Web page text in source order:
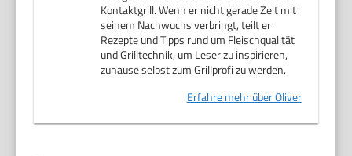
Kontaktgrill. Wenn er nicht gerade Zeit mit
seinem Nachwuchs verbringt, teilt er
Rezepte und Tipps rund um Fleischqualität
und Grilltechnik, um Leser zu inspirieren,
zuhause selbst zum Grillprofi zu werden.
Erfahre mehr über Oliver